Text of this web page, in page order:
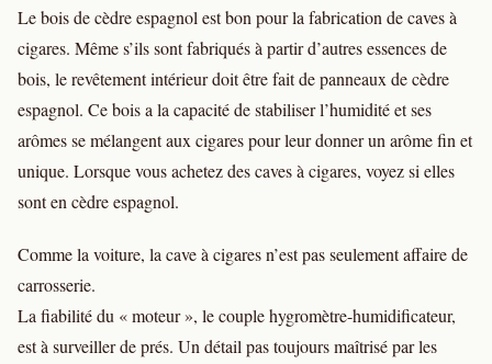
Le bois de cèdre espagnol est bon pour la fabrication de caves à
cigares. Même s’ils sont fabriqués à partir d’autres essences de
bois, le revêtement intérieur doit être fait de panneaux de cèdre
espagnol. Ce bois a la capacité de stabiliser l’humidité et ses
arômes se mélangent aux cigares pour leur donner un arôme fin et
unique. Lorsque vous achetez des caves à cigares, voyez si elles
sont en cèdre espagnol.
Comme la voiture, la cave à cigares n’est pas seulement affaire de
carrosserie.
La fiabilité du « moteur », le couple hygromètre-humidificateur,
est à surveiller de prés. Un détail pas toujours maîtrisé par les